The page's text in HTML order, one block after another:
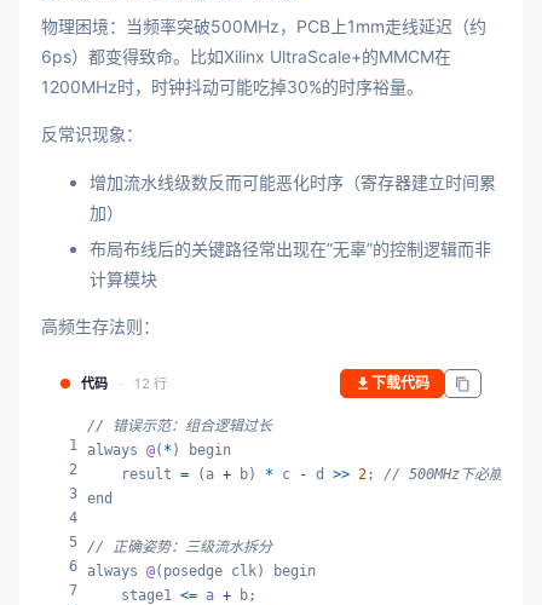
物理困境：当频率突破500MHz，PCB上1mm走线延迟（约
6ps）都变得致命。比如Xilinx UltraScale+的MMCM在
1200MHz时，时钟抖动可能吃掉30%的时序裕量。
反常识现象：
增加流水线级数反而可能恶化时序（寄存器建立时间累
加）
布局布线后的关键路径常出现在”无辜”的控制逻辑而非
计算模块
高频生存法则：
代码 12 行 下载代码
1
2
3
4
5
6
7
// 错误示范：组合逻辑过长
always @( * ) begin
    result
= (a + b) * c - d >> 2; // 500MHz下必崩
end
// 正确姿势：三级流水拆分
always @(posedge clk) begin
    stage1
<= a + b;